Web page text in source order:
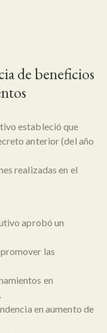
de beneficios
estableció que
anterior (del año
realizadas en el
aprobó un
las
en
en aumento de